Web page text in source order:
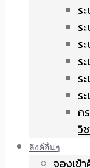
ร
ร
ร
ร
ร
ร
ก
วิ
ลิงค์อื่นๆ
จองเข้